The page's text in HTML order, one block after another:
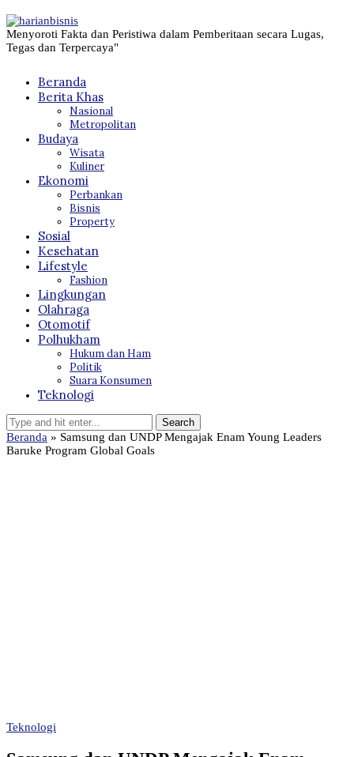
Menyoroti Fakta dan Peristiwa dalam Pemberitaan secara Lugas,
Tegas dan Terpercaya"
Beranda
Berita Khas
Nasional
Metropolitan
Budaya
Wisata
Kuliner
Ekonomi
Perbankan
Bisnis
Property
Sosial
Kesehatan
Lifestyle
Fashion
Lingkungan
Olahraga
Otomotif
Polhukham
Hukum dan Ham
Politik
Suara Konsumen
Teknologi
Beranda » Samsung dan UNDP Mengajak Enam Young Leaders
Baruke Program Global Goals
Teknologi